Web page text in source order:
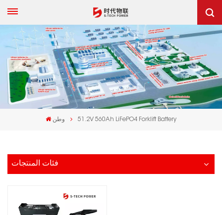
وطن 51.2V 560Ah LiFePO4 Forklift Battery
فئات المنتجات